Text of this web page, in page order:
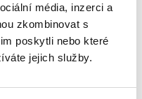
média, inzerci a
zkombinovat s
poskytli nebo které
jejich služby.
Taiman